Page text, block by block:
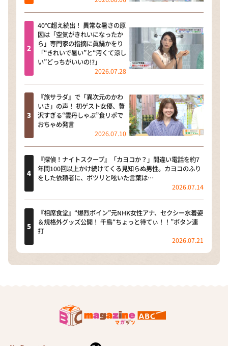
40℃超え続出！ 異常な暑さの原
因は「空気がきれいになったか
ら」専門家の指摘に眞鍋かをり
「“きれいで暑い”と“汚くて涼し
い”どっちがいいの!?」
2026.07.28
『旅サラダ』で「異次元のかわ
いさ」の声！ 初ゲスト女優、贅
沢すぎる“雲丹しゃぶ”食リポで
おちゃめ発言
2026.07.10
『探偵！ナイトスクープ』「カヨコか？」間違い電話を約7
年間100回以上かけ続けてくる見知らぬ男性。カヨコのふり
をした依頼者に、ポツリと呟いた言葉は…
2026.07.14
『相席食堂』“爆烈ボイン”元NHK女性アナ、セクシー水着姿
＆規格外グッズ公開！ 千鳥“ちょっと待てぃ！！”ボタン連
打
2026.07.21